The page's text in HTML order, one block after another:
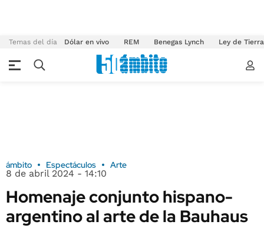
Temas del día Dólar en vivo REM Benegas Lynch Ley de
ámbito Espectáculos Arte
8 de abril 2024 - 14:10
Homenaje conjunto hispano-
argentino al arte de la Bauhaus